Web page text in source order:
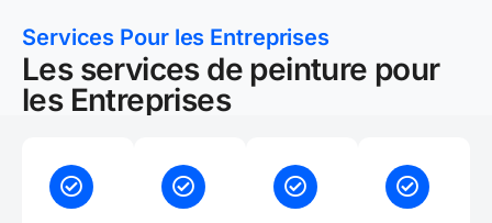
Services Pour les Entreprises
Les services de peinture pour
les Entreprises